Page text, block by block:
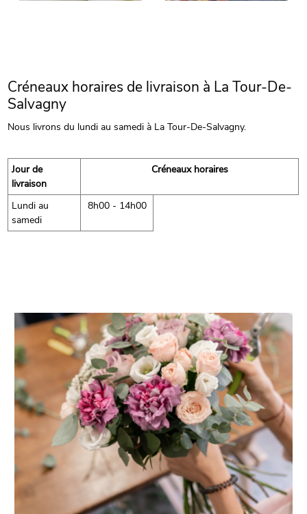
Créneaux horaires de livraison à La Tour-De-
Salvagny
Nous livrons du lundi au samedi à La Tour-De-Salvagny.
Jour de
livraison
Créneaux horaires
Lundi au
samedi
8h00 - 14h00